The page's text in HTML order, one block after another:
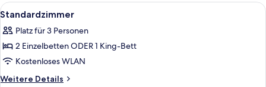
Alle
Fotos
für
Standardzimmer
anzeigen
Ein Hotelzimmer mit Bett,
6
Standardzimmer
Platz für 3 Personen
2 Einzelbetten ODER 1 King-Bett
Kostenloses WLAN
Weitere Details
Weitere